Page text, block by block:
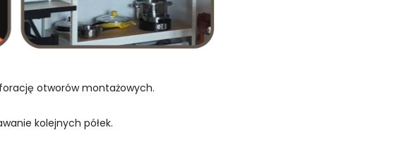
otworów montażowych.
kolejnych półek.